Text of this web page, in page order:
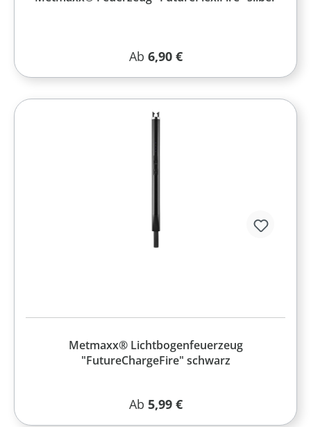
Regulärer Preis:
Ab 6,90 €
Metmaxx® Lichtbogenfeuerzeug
"FutureChargeFire" schwarz
Regulärer Preis:
Ab 5,99 €